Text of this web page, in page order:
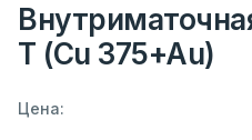
T (Cu 375+Au)
Цена: